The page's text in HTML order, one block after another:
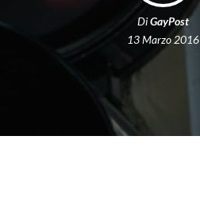
DiGayPost
13 Marzo 2016